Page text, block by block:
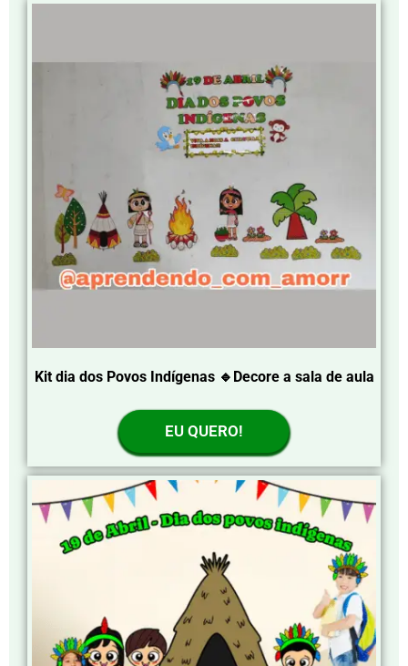
Kit dia dos Povos Indígenas 🔹Decore a sala de aula
EU QUERO!